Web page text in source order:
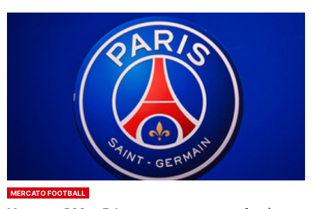
MERCATO FOOTBALL